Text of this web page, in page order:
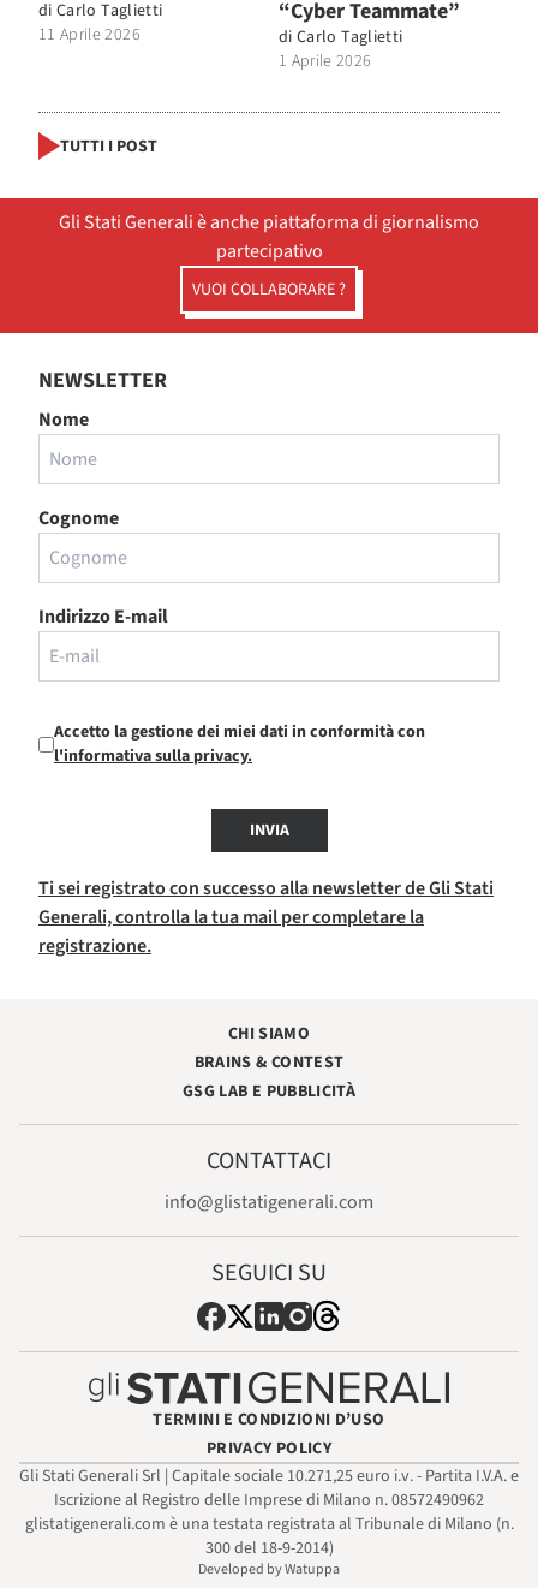
di Carlo Taglietti
11 Aprile 2026
“Cyber Teammate”
di Carlo Taglietti
1 Aprile 2026
TUTTI I POST
Gli Stati Generali è anche piattaforma di giornalismo
partecipativo
VUOI COLLABORARE ?
NEWSLETTER
Nome
Cognome
Indirizzo E-mail
Accetto la gestione dei miei dati in conformità con
l'informativa sulla privacy.
INVIA
Ti sei registrato con successo alla newsletter de Gli Stati
Generali, controlla la tua mail per completare la
registrazione.
CHI SIAMO
BRAINS & CONTEST
GSG LAB E PUBBLICITÀ
CONTATTACI
info@glistatigenerali.com
SEGUICI SU
TERMINI E CONDIZIONI D’USO
PRIVACY POLICY
Gli Stati Generali Srl | Capitale sociale 10.271,25 euro i.v. - Partita I.V.A. e
Iscrizione al Registro delle Imprese di Milano n. 08572490962
glistatigenerali.com è una testata registrata al Tribunale di Milano (n.
300 del 18-9-2014)
Developed by Watuppa